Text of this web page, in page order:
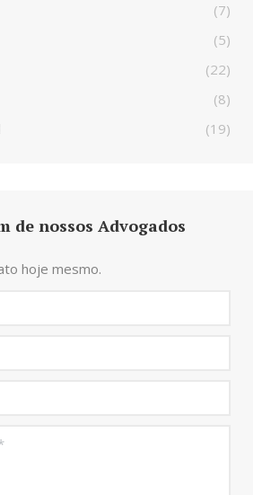
(7)
(5)
(22)
(8)
(19)
de nossos Advogados
hoje mesmo.